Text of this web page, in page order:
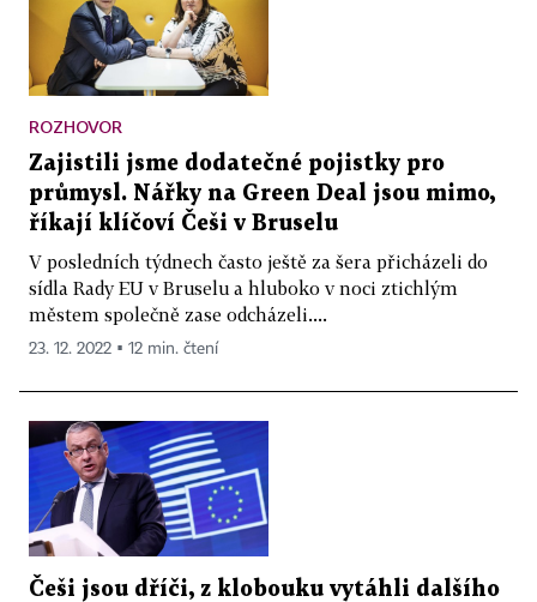
ROZHOVOR
Zajistili jsme dodatečné pojistky pro
průmysl. Nářky na Green Deal jsou mimo,
říkají klíčoví Češi v Bruselu
V posledních týdnech často ještě za šera přicházeli do
sídla Rady EU v Bruselu a hluboko v noci ztichlým
městem společně zase odcházeli....
23. 12. 2022 ▪ 12 min. čtení
Češi jsou dříči, z klobouku vytáhli dalšího